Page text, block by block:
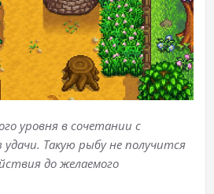
уровня в сочетании с
Такую рыбу не получится
до желаемого